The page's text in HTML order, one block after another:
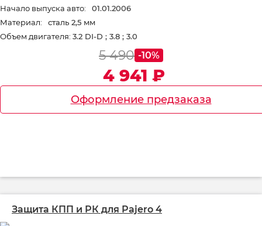
Начало выпуска авто:
01.01.2006
Материал:
сталь 2,5 мм
Объем двигателя: 3.2 DI-D ; 3.8 ; 3.0
5 490 -10%
4 941 ₽
Оформление предзаказа
Защита КПП и РК для Pajero 4